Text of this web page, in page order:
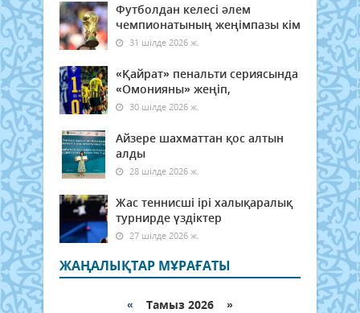
Футболдан келесі әлем
чемпионатының жеңімпазы кім
31 шілде 2026 ж.
«Қайрат» пенальти сериясында
«Омонияны» жеңіп,
30 шілде 2026 ж.
Айзере шахматтан қос алтын
алды
28 шілде 2026 ж.
Жас теннисші ірі халықаралық
турнирде үздіктер
27 шілде 2026 ж.
ЖАҢАЛЫҚТАР МҰРАҒАТЫ
« Тамыз 2026 »